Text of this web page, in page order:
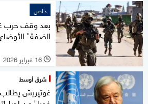
خاص
بعد وقف حرب
الضفة"
l 16 فبراير 2026
شرق أوسط
غوتيريش يطالب